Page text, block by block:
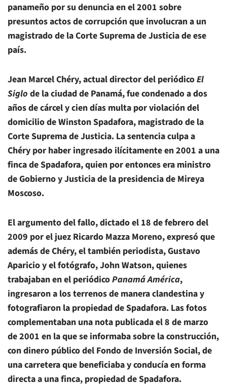
panameño por su denuncia en el 2001 sobre
presuntos actos de corrupción que involucran a un
magistrado de la Corte Suprema de Justicia de ese
país.
Jean Marcel Chéry, actual director del periódicoEl
Siglo de la ciudad de Panamá, fue condenado a dos
años de cárcel y cien días multa por violación del
domicilio de Winston Spadafora, magistrado de la
Corte Suprema de Justicia. La sentencia culpa a
Chéry por haber ingresado ilícitamente en 2001 a una
finca de Spadafora, quien por entonces era ministro
de Gobierno y Justicia de la presidencia de Mireya
Moscoso.
El argumento del fallo, dictado el 18 de febrero del
2009 por el juez Ricardo Mazza Moreno, expresó que
además de Chéry, el también periodista, Gustavo
Aparicio y el fotógrafo, John Watson, quienes
trabajaban en el periódicoPanamá América,
ingresaron a los terrenos de manera clandestina y
fotografiaron la propiedad de Spadafora. Las fotos
complementaban una nota publicada el 8 de marzo
de 2001 en la que se informaba sobre la construcción,
con dinero público del Fondo de Inversión Social, de
una carretera que beneficiaba y conducía en forma
directa a una finca, propiedad de Spadafora.